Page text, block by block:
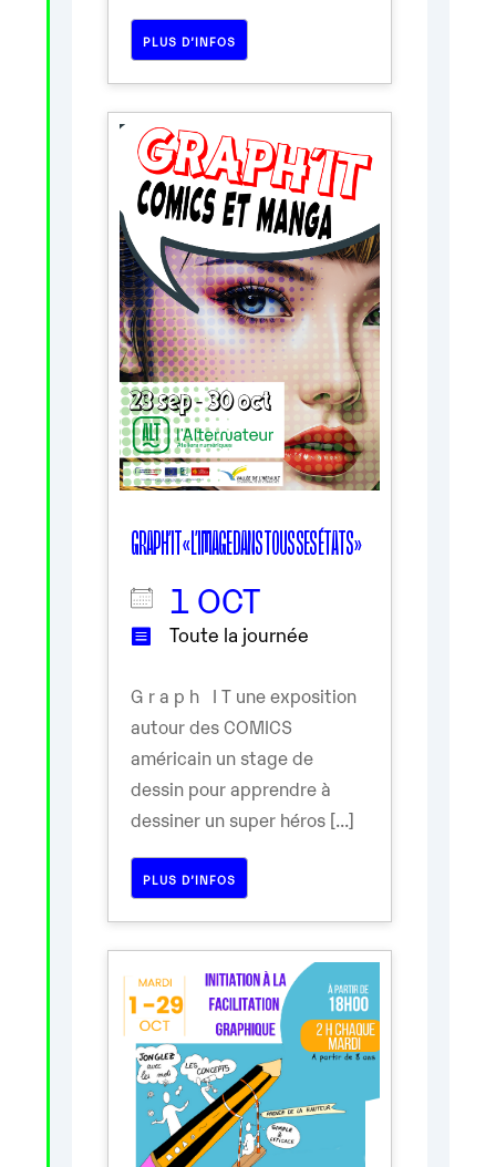
PLUS D’INFOS
GRAPH’IT « L’IMAGE DANS TOUS SES ÉTATS »
1 OCT
Toute la journée
G r a p h I T une exposition
autour des COMICS
américain un stage de
dessin pour apprendre à
dessiner un super héros [...]
PLUS D’INFOS